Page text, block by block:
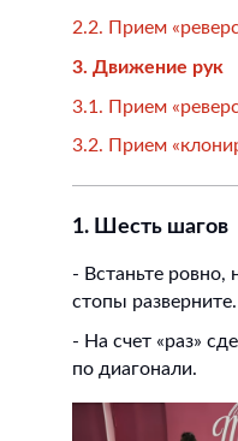
2.2. Прием
3. Движение рук
3.1. Прием
3.2. Прием
1. Шесть шагов
- Встаньте ровно,
стопы разверните.
- На счет «раз»
по диагонали.